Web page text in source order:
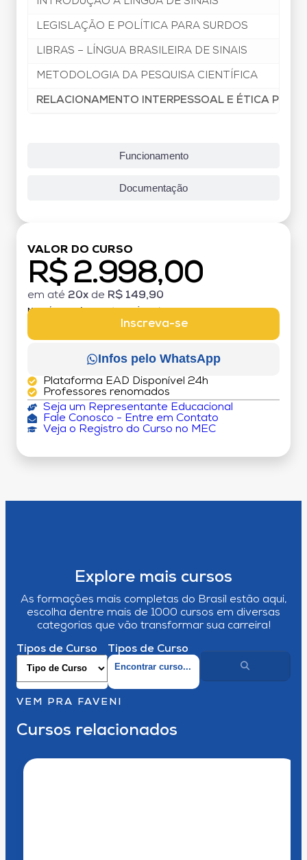
Funcionamento
Documentação
LEGISLAÇÃO E POLÍTICA PARA SURDOS
LIBRAS – LÍNGUA BRASILEIRA DE SINAIS
METODOLOGIA DA PESQUISA CIENTÍFICA
RELACIONAMENTO INTERPESSOAL E ÉTICA
VALOR DO CURSO
R$ 2.998,00
em até 20x de R$ 149,90
MATRÍCULA:
Inscreva-se
Infos pelo WhatsApp
Plataforma EAD Disponível 24h
Professores renomados
Seja um Representante Educacional
Fale Conosco - Entre em Contato
Veja o Registro do Curso no MEC
Explore mais cursos
As formações mais completas do Brasil estão aqui,
escolha dentre mais de 1000 cursos em diversas
categorias que vão transformar sua carreira!
Tipos de Curso Tipos de Curso
VEM PRA FAVENI
Cursos relacionados